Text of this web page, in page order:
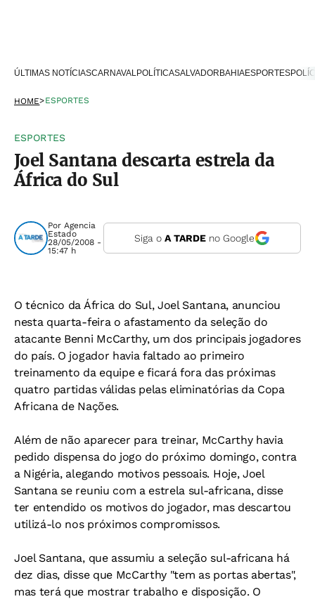
ÚLTIMAS NOTÍCIASCARNAVALPOLÍTICASALVADOR BAHIAESPORTES
HOME>ESPORTES
ESPORTES
Joel Santana descarta estrela da
África do Sul
Por Agencia
Estado
28/05/2008 -
15:47 h
Siga oA TARDE no Google
O técnico da África do Sul, Joel Santana, anunciou
nesta quarta-feira o afastamento da seleção do
atacante Benni McCarthy, um dos principais jogadores
do país. O jogador havia faltado ao primeiro
treinamento da equipe e ficará fora das próximas
quatro partidas válidas pelas eliminatórias da Copa
Africana de Nações.
Além de não aparecer para treinar, McCarthy havia
pedido dispensa do jogo do próximo domingo, contra
a Nigéria, alegando motivos pessoais. Hoje, Joel
Santana se reuniu com a estrela sul-africana, disse
ter entendido os motivos do jogador, mas descartou
utilizá-lo nos próximos compromissos.
Joel Santana, que assumiu a seleção sul-africana há
dez dias, disse que McCarthy "tem as portas abertas",
mas terá que mostrar trabalho e disposição. O